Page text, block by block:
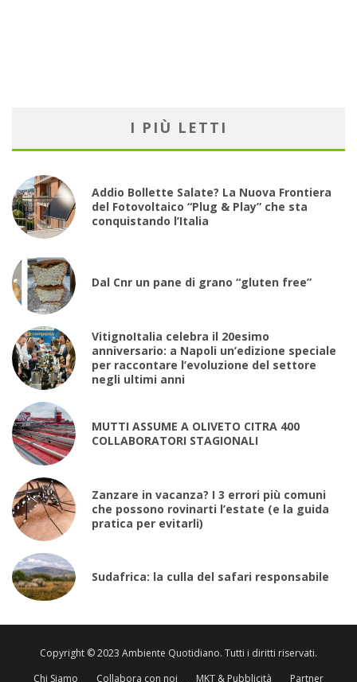
I PIÙ LETTI
Addio Bollette Salate? La Nuova Frontiera
del Fotovoltaico “Plug & Play” che sta
conquistando l’Italia
Dal Cnr un pane di grano “gluten free”
VitignoItalia celebra il 20esimo
anniversario: a Napoli un’edizione speciale
per raccontare l’evoluzione del settore
negli ultimi anni
MUTTI ASSUME A OLIVETO CITRA 400
COLLABORATORI STAGIONALI
Zanzare in vacanza? I 3 errori più comuni
che possono rovinarti l’estate (e la guida
pratica per evitarli)
Sudafrica: la culla del safari responsabile
Copyright © 2023 Ambiente Quotidiano. Tutti i diritti riservati.
Chi Siamo
Collabora con noi MKT & Pubblicità Partner